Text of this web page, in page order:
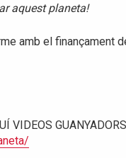
aquest planeta!
amb el finançament
VIDEOS